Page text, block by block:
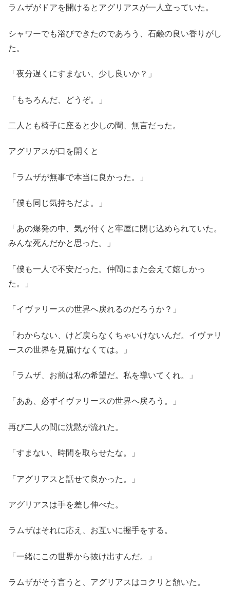
ラムザがドアを開けるとアグリアスが一人立っていた。
シャワーでも浴びできたのであろう、石鹸の良い香りがし
た。
「夜分遅くにすまない、少し良いか？」
「もちろんだ、どうぞ。」
二人とも椅子に座ると少しの間、無言だった。
アグリアスが口を開くと
「ラムザが無事で本当に良かった。」
「僕も同じ気持ちだよ。」
「あの爆発の中、気が付くと牢屋に閉じ込められていた。
みんな死んだかと思った。」
「僕も一人で不安だった。仲間にまた会えて嬉しかっ
た。」
「イヴァリースの世界へ戻れるのだろうか？」
「わからない、けど戻らなくちゃいけないんだ。イヴァリ
ースの世界を見届けなくては。」
「ラムザ、お前は私の希望だ。私を導いてくれ。」
「ああ、必ずイヴァリースの世界へ戻ろう。」
再び二人の間に沈黙が流れた。
「すまない、時間を取らせたな。」
「アグリアスと話せて良かった。」
アグリアスは手を差し伸べた。
ラムザはそれに応え、お互いに握手をする。
「一緒にこの世界から抜け出すんだ。」
ラムザがそう言うと、アグリアスはコクリと頷いた。